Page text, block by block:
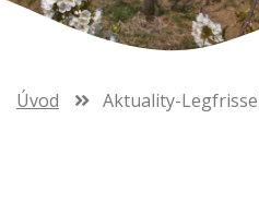
Úvod Aktuality-